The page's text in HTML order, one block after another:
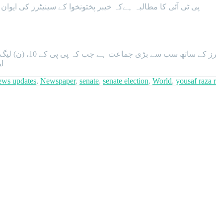
پی ٹی آئی کا مطالبہ ہےکہ خیبر پختونخوا کے سینیٹرز کی
updates, Newspaper, senate, senate election, World, yousaf raza